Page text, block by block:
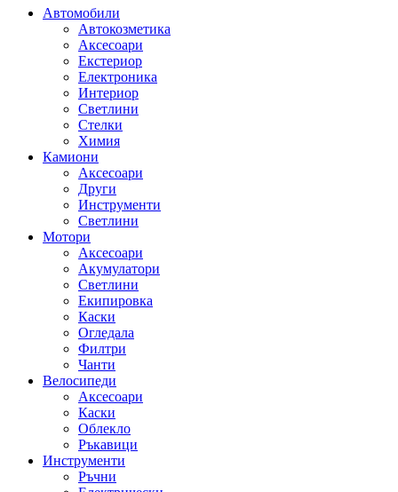
Автомобили
Автокозметика
Аксесоари
Екстериор
Електроника
Интериор
Светлини
Стелки
Химия
Камиони
Аксесоари
Други
Инструменти
Светлини
Мотори
Аксесоари
Акумулатори
Светлини
Екипировка
Каски
Огледала
Филтри
Чанти
Велосипеди
Аксесоари
Каски
Облекло
Ръкавици
Инструменти
Ръчни